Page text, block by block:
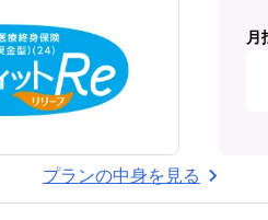
月
プランの中身を見る